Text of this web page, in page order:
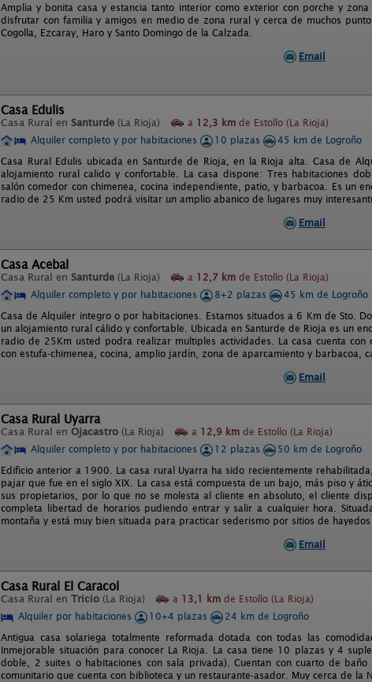
Amplia y bonita casa y estancia tanto interior como exterior con porche y
disfrutar con familia y amigos en medio de zona rural y cerca de muchos
Cogolla, Ezcaray, Haro y Santo Domingo de la Calzada.
Email
Casa Edulis
Casa Rural en Santurde (La Rioja) a 12,3 km de Estollo (La Rioja)
Alquiler completo y por habitaciones
10 plazas
45 km de Logroño
Casa Rural Edulis ubicada en Santurde de Rioja, en la Rioja alta. Casa de
alojamiento rural calido y confortable. La casa dispone: Tres habitaciones
salón comedor con chimenea, cocina independiente, patio, y barbacoa. Es un
radio de 25 Km usted podrá visitar un amplio abanico de lugares muy
Email
Casa Acebal
Casa Rural en Santurde (La Rioja) a 12,7 km de Estollo (La Rioja)
Alquiler completo y por habitaciones
8+2 plazas
45 km de Logroño
Casa de Alquiler integro o por habitaciones. Estamos situados a 6 Km de Sto.
un alojamiento rural cálido y confortable. Ubicada en Santurde de Rioja es un
radio de 25Km usted podra realizar multiples actividades. La casa cuenta con
con estufa-chimenea, cocina, amplio jardín, zona de aparcamiento y barbacoa,
Email
Casa Rural Uyarra
Casa Rural en Ojacastro (La Rioja) a 12,9 km de Estollo (La Rioja)
Alquiler completo y por habitaciones
12 plazas
50 km de Logroño
Edificio anterior a 1900. La casa rural Uyarra ha sido recientemente
pajar que fue en el siglo XIX. La casa está compuesta de un bajo, más piso y
sus propietarios, por lo que no se molesta al cliente en absoluto, el cliente
completa libertad de horarios pudiendo entrar y salir a cualquier hora.
montaña y está muy bien situada para practicar sederismo por sitios de hayedos
Email
Casa Rural El Caracol
Casa Rural en Tricio (La Rioja) a 13,1 km de Estollo (La Rioja)
Alquiler por habitaciones
10+4 plazas
24 km de Logroño
Antigua casa solariega totalmente reformada dotada con todas las
Inmejorable situación para conocer La Rioja. La casa tiene 10 plazas y 4
doble, 2 suites o habitaciones con sala privada). Cuentan con cuarto de
comunitario que cuenta con biblioteca y un restaurante-asador. Muy cerca de la